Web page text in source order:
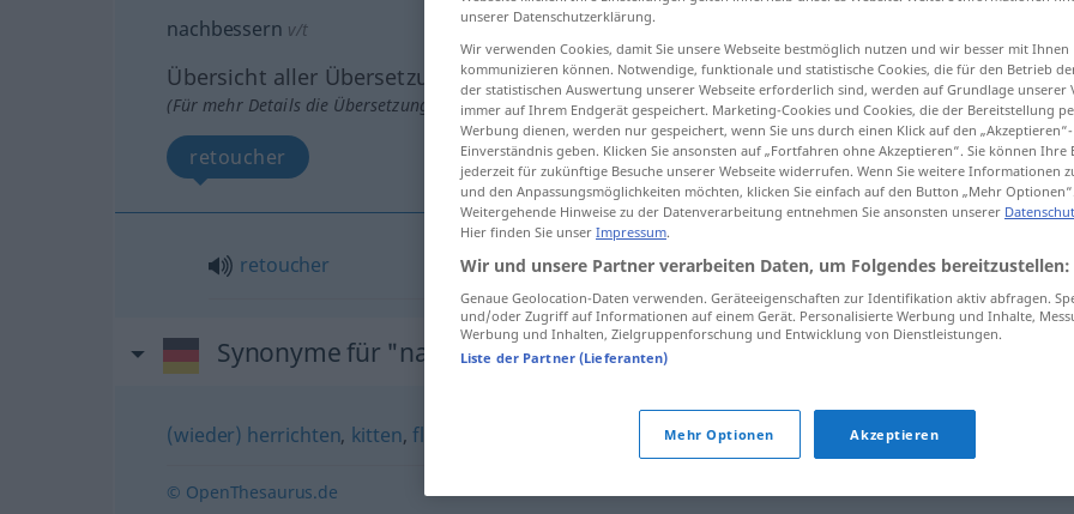
nachbessern v/t
Übersicht aller Übersetzungen
(Für mehr Details die Übersetzung anklicken/antippen)
retoucher
retoucher nachbessern
Synonyme für "nachbessern"
(wieder) herrichten, kitten, flicken zurechtmachen (ugs.)
© OpenThesaurus.de
unserer Datenschutzerklärung.
Wir verwenden Cookies, damit Sie unsere Webseite bestmöglich nutzen und wir besser mit Ihnen
kommunizieren können. Notwendige, funktionale und statistische Cookies, die für den Betrieb
der statistischen Auswertung unserer Webseite erforderlich sind, werden auf Grundlage unserer
immer auf Ihrem Endgerät gespeichert. Marketing-Cookies und Cookies, die der Bereitstellung
Werbung dienen, werden nur gespeichert, wenn Sie uns durch einen Klick auf den
Einverständnis geben. Klicken Sie ansonsten auf „Fortfahren ohne Akzeptieren“. Sie können
jederzeit für zukünftige Besuche unserer Webseite widerrufen. Wenn Sie weitere Informationen
und den Anpassungsmöglichkeiten möchten, klicken Sie einfach auf den Button „Mehr
Weitergehende Hinweise zu der Datenverarbeitung entnehmen Sie ansonsten unserer
Hier finden Sie unser Impressum.
Wir und unsere Partner verarbeiten Daten, um Folgendes bereitzustellen:
Genaue Geolocation-Daten verwenden. Geräteeigenschaften zur Identifikation aktiv abfragen.
und/oder Zugriff auf Informationen auf einem Gerät. Personalisierte Werbung und Inhalte,
Werbung und Inhalten, Zielgruppenforschung und Entwicklung von Dienstleistungen.
Liste der Partner (Lieferanten)
Mehr Optionen Akzeptieren